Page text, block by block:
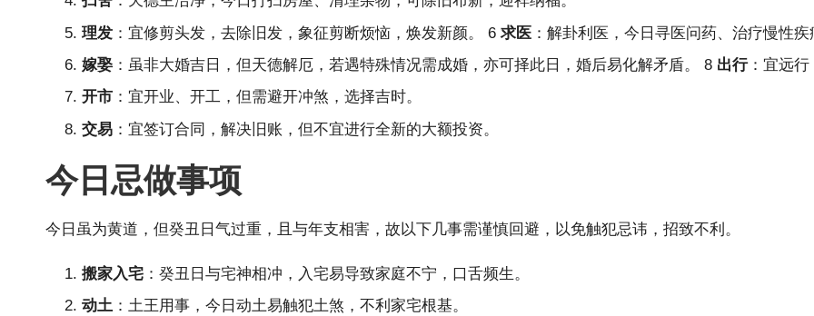
理发 ：宜修剪头发，去除旧发，象征剪断烦恼，焕发新颜。 6 求医 ：解卦利医，今日寻医问药、治疗慢性
嫁娶 ：虽非大婚吉日，但天德解厄，若遇特殊情况需成婚，亦可择此日，婚后易化解矛盾。 8 出行：宜远行
开市 ：宜开业、开工，但需避开冲煞，选择吉时。
交易 ：宜签订合同，解决旧账，但不宜进行全新的大额投资。
今日忌做事项
今日虽为黄道，但癸丑日气过重，且与年支相害，故以下几事需谨慎回避，以免触犯忌讳，招致不利。
搬家入宅 ：癸丑日与宅神相冲，入宅易导致家庭不宁，口舌频生。
动土 ：土王用事，今日动土易触犯土煞，不利家宅根基。